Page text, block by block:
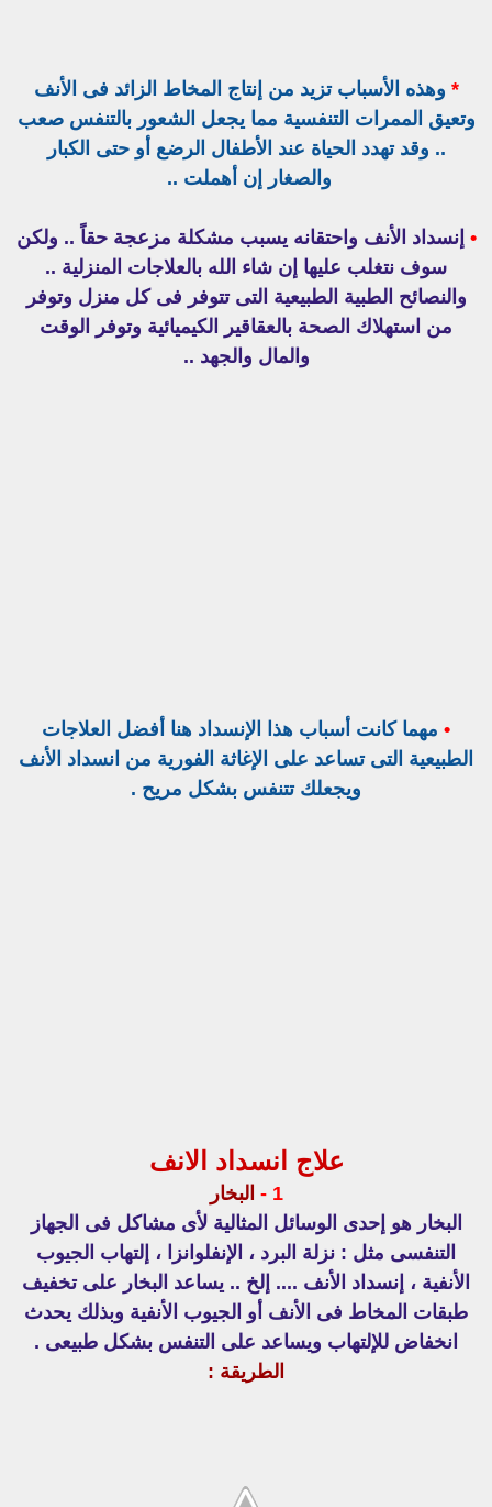
* وهذه الأسباب تزيد من إنتاج المخاط الزائد فى الأنف
وتعيق الممرات التنفسية مما يجعل الشعور بالتنفس صعب
.. وقد تهدد الحياة عند الأطفال الرضع أو حتى الكبار
والصغار إن أهملت ..
• إنسداد الأنف واحتقانه يسبب مشكلة مزعجة حقاً .. ولكن
سوف نتغلب عليها إن شاء الله بالعلاجات المنزلية ..
والنصائح الطبية الطبيعية التى تتوفر فى كل منزل وتوفر
من استهلاك الصحة بالعقاقير الكيميائية وتوفر الوقت
والمال والجهد ..
• مهما كانت أسباب هذا الإنسداد هنا أفضل العلاجات
الطبيعية التى تساعد على الإغاثة الفورية من انسداد الأنف
ويجعلك تتنفس بشكل مريح .
علاج انسداد الانف
1 -
البخار
البخار هو إحدى الوسائل المثالية لأى مشاكل فى الجهاز
التنفسى مثل : نزلة البرد ، الإنفلوانزا ، إلتهاب الجيوب
الأنفية ، إنسداد الأنف .... إلخ .. يساعد البخار على تخفيف
طبقات المخاط فى الأنف أو الجيوب الأنفية وبذلك يحدث
انخفاض للإلتهاب ويساعد على التنفس بشكل طبيعى .
الطريقة :